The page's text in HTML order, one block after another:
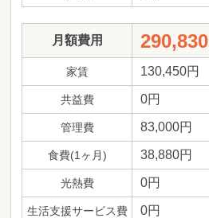
月額費用 290,830
家賃 130,450円
共益費 0円
管理費 83,000円
食費(1ヶ月) 38,880円
光熱費 0円
生活支援サービス費 0円